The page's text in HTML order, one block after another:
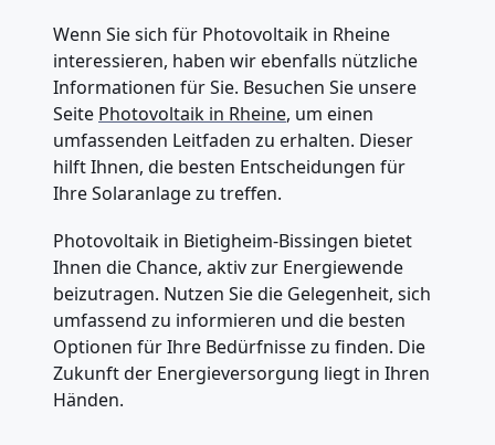
Wenn Sie sich für Photovoltaik in Rheine
interessieren, haben wir ebenfalls nützliche
Informationen für Sie. Besuchen Sie unsere
Seite Photovoltaik in Rheine, um einen
umfassenden Leitfaden zu erhalten. Dieser
hilft Ihnen, die besten Entscheidungen für
Ihre Solaranlage zu treffen.
Photovoltaik in Bietigheim-Bissingen bietet
Ihnen die Chance, aktiv zur Energiewende
beizutragen. Nutzen Sie die Gelegenheit, sich
umfassend zu informieren und die besten
Optionen für Ihre Bedürfnisse zu finden. Die
Zukunft der Energieversorgung liegt in Ihren
Händen.